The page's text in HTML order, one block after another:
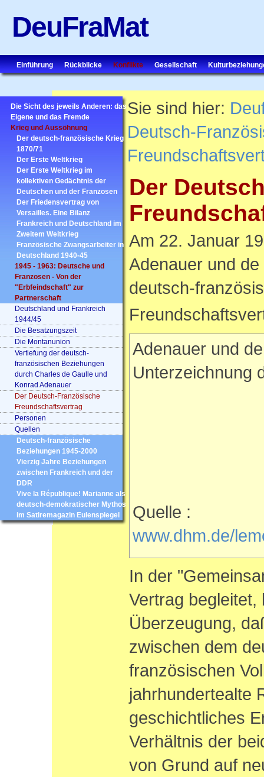
DeuFraMat
Einführung Rückblicke Konflikte Gesellschaft
Die Sicht des jeweils Anderen: das
Eigene und das Fremde
Krieg und Aussöhnung
Der deutsch-französische Krieg
1870/71
Der Erste Weltkrieg
Der Erste Weltkrieg im
kollektiven Gedächtnis der
Deutschen und der Franzosen
Der Friedensvertrag von
Versailles. Eine Bilanz
Frankreich und Deutschland im
Zweitem Weltkrieg
Französische Zwangsarbeiter in
Deutschland 1940-45
1945 - 1963: Deutsche und
Franzosen - Von der
"Erbfeindschaft" zur
Partnerschaft
Deutschland und Frankreich
1944/45
Die Besatzungszeit
Die Montanunion
Vertiefung der deutsch-
französischen Beziehungen
durch Charles de Gaulle und
Konrad Adenauer
Der Deutsch-Französische
Freundschaftsvertrag
Personen
Quellen
Deutsch-französische
Beziehungen 1945-2000
Vierzig Jahre Beziehungen
zwischen Frankreich und der
DDR
Vive la République! Marianne als
deutsch-demokratischer Mythos
im Satiremagazin Eulenspiegel
Sie sind hier:
Deutsch-
Der
Am 22. Januar
Adenauer und
deutsch-
Adenauer und
Unterzeichnung
Quelle :
www.dhm.de/
In der
Vertrag
Überzeugung,
zwischen dem
französischen
jahrhundertealte
geschichtliches
Verhältnis der
von Grund auf